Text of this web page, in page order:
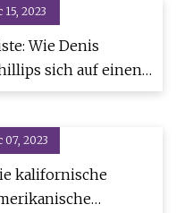
15, 2023
Wie Denis
sich auf einen
vorbereitet
07, 2023
kalifornische